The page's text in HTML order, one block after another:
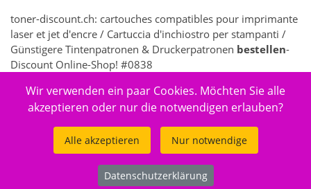
toner-discount.ch: cartouches compatibles pour imprimante
laser et jet d'encre / Cartuccia d'inchiostro per stampanti /
Günstigere Tintenpatronen & Druckerpatronen bestellen-
Discount Online-Shop! #0838
7362 - Elektronik > Drucken, Kopieren, Scannen & Faxen >
Zubehör Drucker, Kopierer & Faxgeräte > Drucker-
© 2026toner-discount.ch
Wir verwenden ein paar Cookies. Möchten Sie alle
akzeptieren oder nur die notwendigen erlauben?
Alle akzeptieren Nur notwendige
Datenschutzerklärung